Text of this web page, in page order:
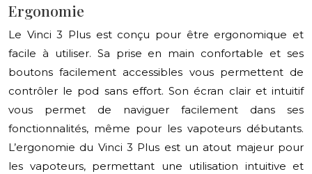
Ergonomie
Le Vinci 3 Plus est conçu pour être ergonomique et
facile à utiliser. Sa prise en main confortable et ses
boutons facilement accessibles vous permettent de
contrôler le pod sans effort. Son écran clair et intuitif
vous permet de naviguer facilement dans ses
fonctionnalités, même pour les vapoteurs débutants.
L’ergonomie du Vinci 3 Plus est un atout majeur pour
les vapoteurs, permettant une utilisation intuitive et